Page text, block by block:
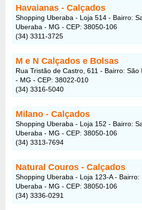
Havaianas - Calçados
Shopping Uberaba - Loja 514 - Bairro:
Uberaba - MG - CEP: 38050-106
(34) 3311-3725
M e N Calçados e Bolsas
Rua Tristão de Castro, 611 - Bairro: São
- MG - CEP: 38022-010
(34) 3316-5040
Milano - Calçados
Shopping Uberaba - Loja 152 - Bairro:
Uberaba - MG - CEP: 38050-106
(34) 3313-7694
Natural Couros - Calçados
Shopping Uberaba - Loja 123-A - Bairro:
Uberaba - MG - CEP: 38050-106
(34) 3336-0291